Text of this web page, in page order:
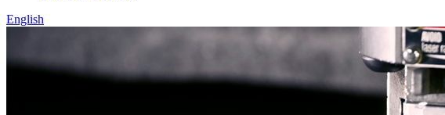
English